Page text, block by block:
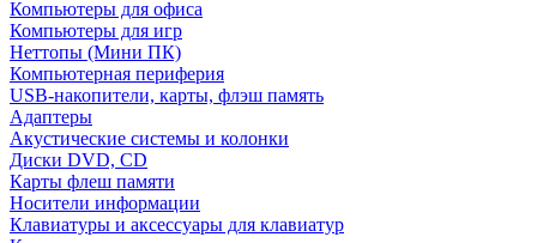
Компьютеры для офиса
Компьютеры для игр
Неттопы (Мини ПК)
Компьютерная периферия
USB-накопители, карты, флэш память
Адаптеры
Акустические системы и колонки
Диски DVD, CD
Карты флеш памяти
Носители информации
Клавиатуры и аксессуары для клавиатур